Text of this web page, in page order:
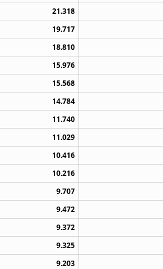
21.318
19.717
18.810
15.976
15.568
14.784
11.740
11.029
10.416
10.216
9.707
9.472
9.372
9.325
9.203